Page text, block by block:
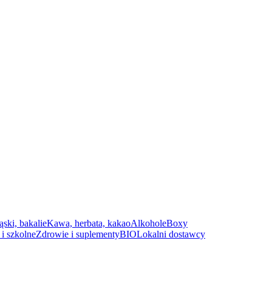
bakalieKawa, herbata, kakaoAlkoholeBoxy
szkolneZdrowie i suplementyBIOLokalni dostawcy